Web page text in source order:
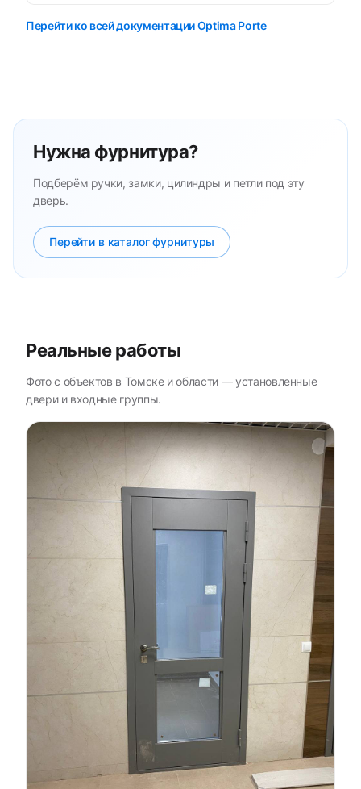
Перейти ко всей документации Optima Porte
Нужна фурнитура?
Подберём ручки, замки, цилиндры и петли под эту
дверь.
Перейти в каталог фурнитуры
Реальные работы
Фото с объектов в Томске и области — установленные
двери и входные группы.